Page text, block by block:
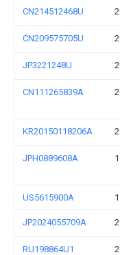
CN214512468U
CN209575705U
JP3221248U
CN111265839A
KR20150118206A
JPH0889608A
US5615900A
JP2024055709A
RU198864U1